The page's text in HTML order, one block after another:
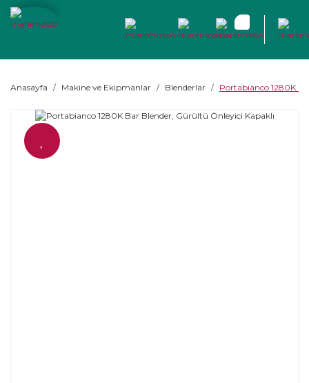
Anasayfa Makine ve Ekipmanlar Blenderlar Portabianco 1280K